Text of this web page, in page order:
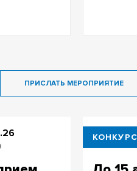
ПРИСЛАТЬ МЕРОПРИЯТИЕ